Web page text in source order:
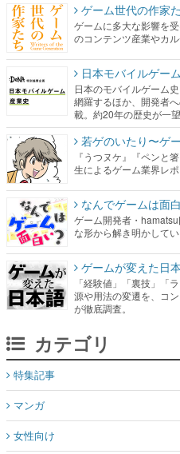
ゲーム世代の作家
ゲームに多大な影響を
のコンテンツ産業やカ
日本モバイルゲー
日本のモバイルゲーム
網羅するほか、開発者
載。約20年の歴史が一
若ゲのいたり〜ゲ
『うつヌケ』『ペンと
生によるゲーム業界レポ
なんでゲームは面
ゲーム開発者・
な形から解き明かして
ゲームが変えた日
「経験値」「裏技」「
源や用法の変遷を、コ
が徹底調査。
カテゴリ
特集記事
マンガ
女性向け